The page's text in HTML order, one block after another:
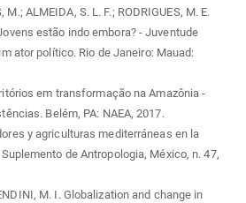
M.; ALMEIDA, S. L. F.; RODRIGUES, M. E.
estão indo embora? - Juventude
ator político. Rio de Janeiro: Mauad:
em transformação na Amazônia -
Belém, PA: NAEA, 2017.
y agriculturas mediterráneas en la
de Antropologia, México, n. 47,
M. I. Globalization and change in